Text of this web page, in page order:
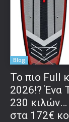
Blog
To πιο Full
2026!? Ένα
230 κιλών…
στα 172€